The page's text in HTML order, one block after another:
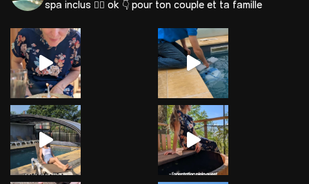
spa inclus 🐕‍🦺 ok 👇 pour ton couple et ta famille